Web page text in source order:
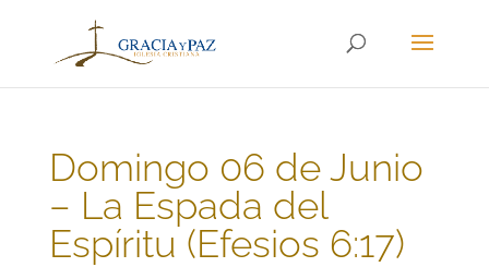
Domingo 06 de Junio
– La Espada del
Espíritu (Efesios 6:17)